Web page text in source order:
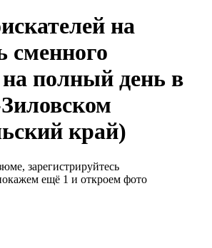
на
сменного
полный день в
край)
зарегистрируйтесь
ещё 1 и откроем фото